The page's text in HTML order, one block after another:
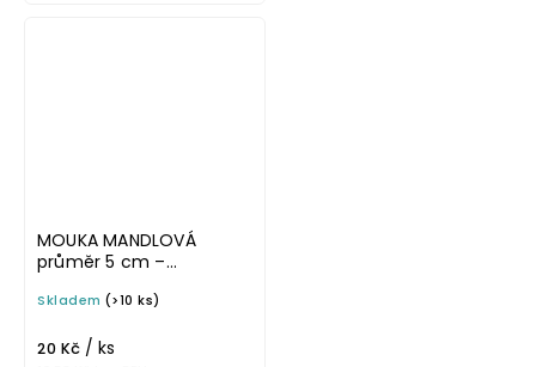
MOUKA MANDLOVÁ
průměr 5 cm –
písmu, omyvatelná
potravinové dózy
Skladem (>10 ks)
20 Kč / ks